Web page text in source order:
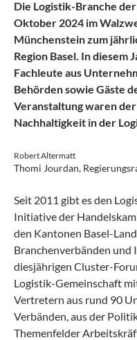
Die Logistik-Branche
Oktober 2024 im
Münchenstein zum
Region Basel. In diesem
Fachleute aus
Behörden sowie Gäste
Veranstaltung waren
Nachhaltigkeit in der
Robert Altermatt
Thomi Jourdan,
Seit 2011 gibt es den
Initiative der
den Kantonen Basel-
Branchenverbänden
diesjährigen Cluster-
Logistik-Gemeinschaft
Vertretern aus rund 90
Verbänden, aus der
Themenfelder